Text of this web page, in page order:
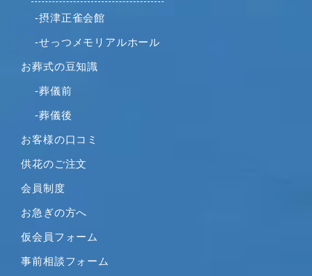
2021年1月
2020年12月
2020年11月
2020年8月
2020年7月
2020年6月
2020年3月
2020年2月
-摂津正雀会館
-せっつメモリアルホール
お葬式の豆知識
-葬儀前
-葬儀後
お客様の口コミ
供花のご注文
会員制度
お急ぎの方へ
仮会員フォーム
事前相談フォーム